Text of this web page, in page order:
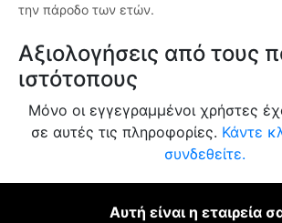
την πάροδο των ετών.
Αξιολογήσεις από τους
ιστότοπους
Μόνο οι εγγεγραμμένοι χρήστες
σε αυτές τις πληροφορίες. Κάντε
συνδεθείτε.
Αυτή είναι η εταιρεία